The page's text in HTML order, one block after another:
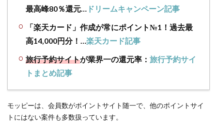
ビッ
メラ
の子
化
2.3
【ポ
トサ
ービ
最高峰80％還元… ドリームキャンペーン記事
「楽天カード」作成が常にポイント№1！過去最
高14,000円分！…楽天カード記事
旅行予約サイトが業界一の還元率： 旅行予約サイ
トまとめ記事
モッピーは、会員数がポイントサイト随一で、他のポイントサイ
トにはない案件も多数扱っています。